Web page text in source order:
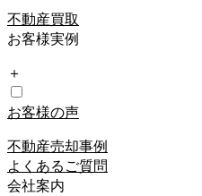
不動産買取
お客様実例
＋
お客様の声
不動産売却事例
よくあるご質問
会社案内